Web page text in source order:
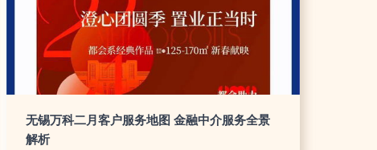
无锡万科二月客户服务地图 金融中介服务全景
解析